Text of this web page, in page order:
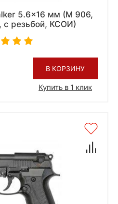
5.6x16 мм (М 906,
с резьбой, КСОИ)
В КОРЗИНУ
Купить в 1 клик